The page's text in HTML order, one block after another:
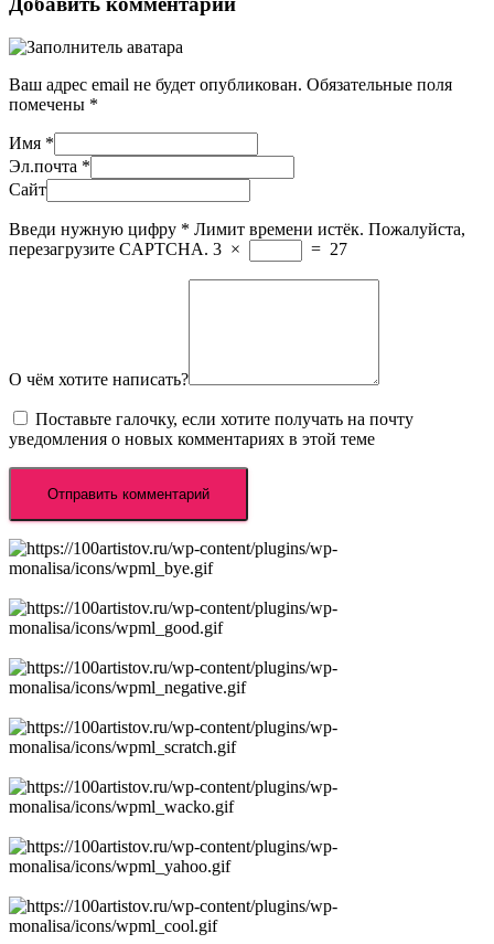
Ваш адрес email не будет опубликован. Обязательные поля
помечены *
Имя *
Эл.почта *
Сайт
Введи нужную цифру * Лимит времени истёк. Пожалуйста,
перезагрузите CAPTCHA. 3 × = 27
О чём хотите написать?
Поставьте галочку, если хотите получать на почту
уведомления о новых комментариях в этой теме